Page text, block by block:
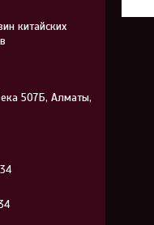
китайских
507Б, Алматы,